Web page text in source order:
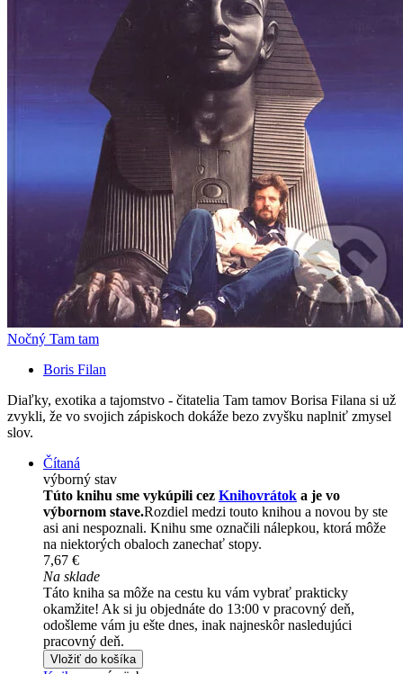
Nočný Tam tam
Boris Filan
Diaľky, exotika a tajomstvo - čitatelia Tam tamov Borisa Filana si už
zvykli, že vo svojich zápiskoch dokáže bezo zvyšku naplniť zmysel
slov.
Čítaná
výborný stav
Túto knihu sme vykúpili cez Knihovrátok a je vo
výbornom stave.Rozdiel medzi touto knihou a novou by ste
asi ani nespoznali. Knihu sme označili nálepkou, ktorá môže
na niektorých obaloch zanechať stopy.
7,67 €
Na sklade
Táto kniha sa môže na cestu ku vám vybrať prakticky
okamžite! Ak si ju objednáte do 13:00 v pracovný deň,
odošleme vám ju ešte dnes, inak najneskôr nasledujúci
pracovný deň.
Vložiť do košíka